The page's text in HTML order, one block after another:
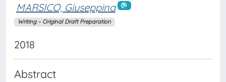
MARSICO, Giuseppina
Writing – Original Draft Preparation
2018
Abstract